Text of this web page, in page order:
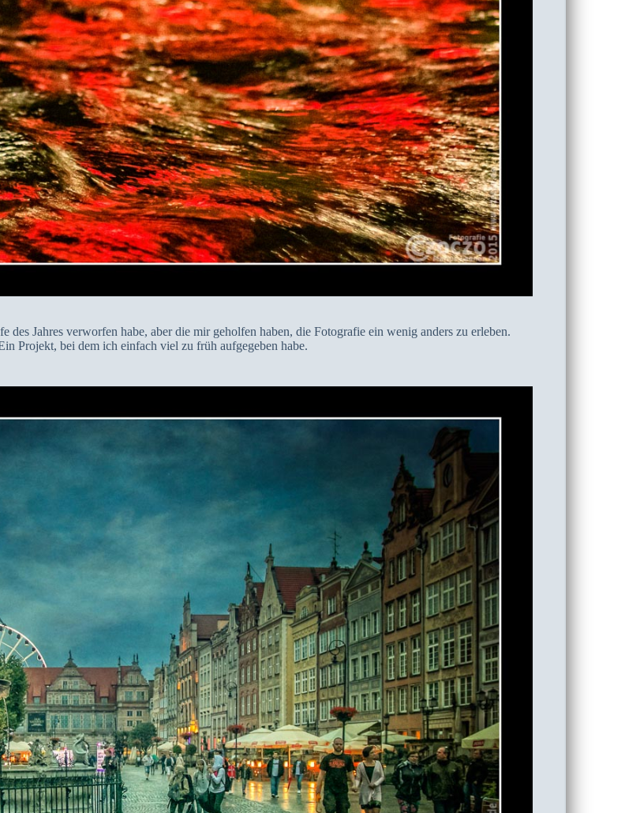
des Jahres verworfen habe, aber die mir geholfen haben, die Fotografie ein wenig anders zu erleben.
Projekt, bei dem ich einfach viel zu früh aufgegeben habe.